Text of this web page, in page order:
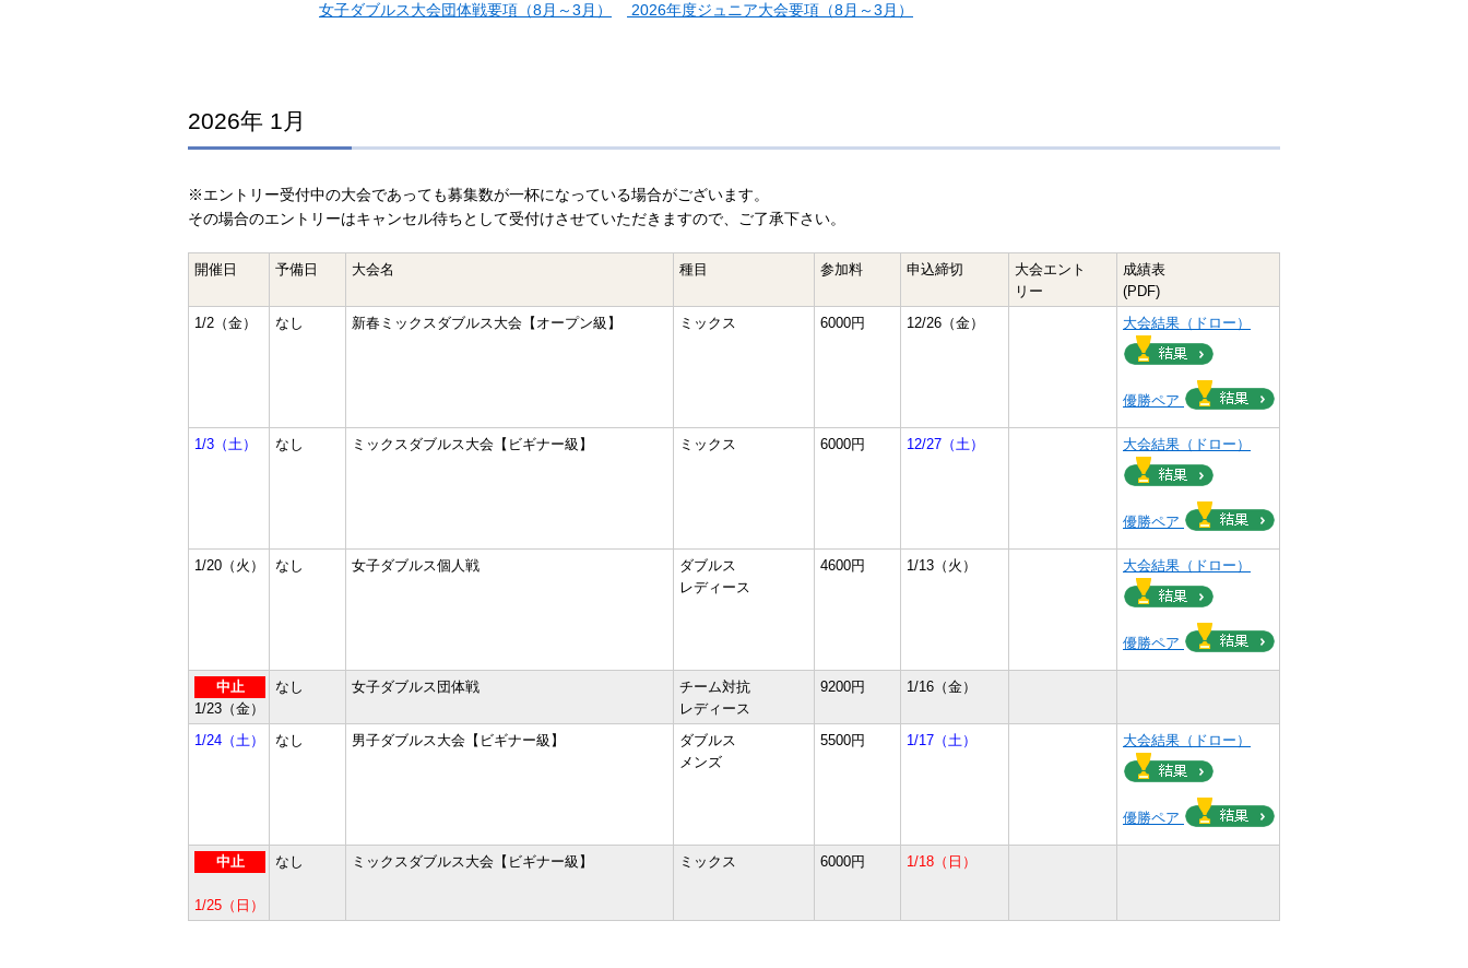
女子ダブルス大会団体戦要項（8月～3月）
2026年度ジュニア大会要項（8月～3月）
2026年 1月
※エントリー受付中の大会であっても募集数が一杯になっている場合がございます。
その場合のエントリーはキャンセル待ちとして受付けさせていただきますので、ご了承下さい。
開催日 予備日 大会名 種目 参加料 申込締切
大会エント
リー
成績表
(PDF)
1/2（金）
なし 新春ミックスダブルス大会【オープン級】 ミックス 6000円 12/26（金） 大会結果（ドロー）
優勝ペア
1/3（土） なし ミックスダブルス大会【ビギナー級】 ミックス 6000円 12/27（土） 大会結果（ドロー）
優勝ペア
1/20（火） なし 女子ダブルス個人戦
ダブルス
レディース
4600円 1/13（火） 大会結果（ドロー）
優勝ペア
中止
1/23（金）
なし 女子ダブルス団体戦
チーム対抗
レディース
9200円 1/16（金）
1/24（土） なし 男子ダブルス大会【ビギナー級】
ダブルス
メンズ
5500円 1/17（土） 大会結果（ドロー）
優勝ペア
中止
1/25（日）
なし ミックスダブルス大会【ビギナー級】 ミックス 6000円 1/18（日）